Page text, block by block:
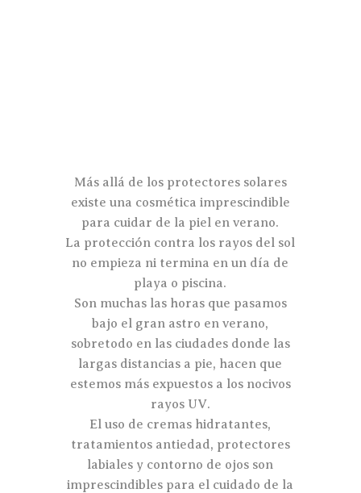
Más allá de los protectores solares
existe una cosmética imprescindible
para cuidar de la piel en verano.
La protección contra los rayos del sol
no empieza ni termina en un día de
playa o piscina.
Son muchas las horas que pasamos
bajo el gran astro en verano,
sobretodo en las ciudades donde las
largas distancias a pie, hacen que
estemos más expuestos a los nocivos
rayos UV.
El uso de cremas hidratantes,
tratamientos antiedad, protectores
labiales y contorno de ojos son
imprescindibles para el cuidado de la